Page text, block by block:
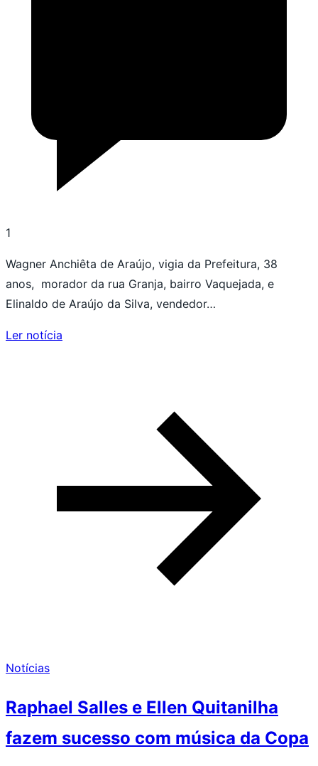
1
Wagner Anchiêta de Araújo, vigia da Prefeitura, 38
anos, morador da rua Granja, bairro Vaquejada, e
Elinaldo de Araújo da Silva, vendedor…
Ler notícia
Notícias
Raphael Salles e Ellen Quitanilha
fazem sucesso com música da Copa